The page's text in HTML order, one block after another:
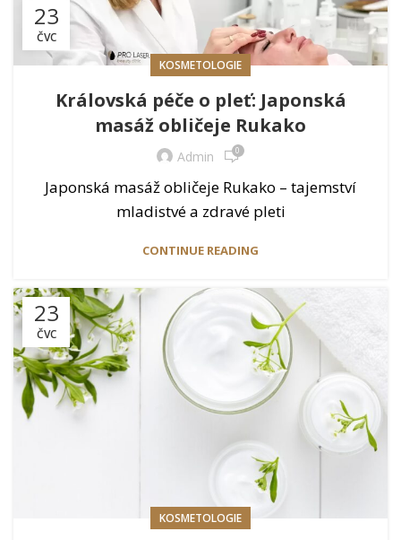
23
ČVC
KOSMETOLOGIE
Královská péče o pleť: Japonská
masáž obličeje Rukako
Admin 0
Japonská masáž obličeje Rukako – tajemství
mladistvé a zdravé pleti
CONTINUE READING
23
ČVC
KOSMETOLOGIE